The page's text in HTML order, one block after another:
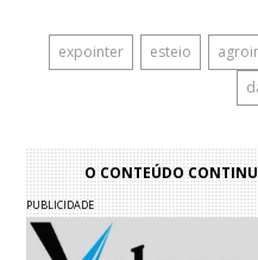
expointer esteio
O CONTEÚDO
PUBLICIDADE